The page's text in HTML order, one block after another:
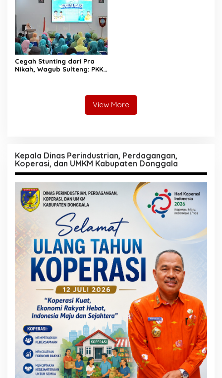
Cegah Stunting dari Pra
Nikah, Wagub Sulteng: PKK
View More
Kepala Dinas Perindustrian, Perdagangan,
Koperasi, dan UMKM Kabupaten Donggala